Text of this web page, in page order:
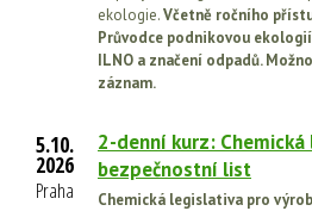
ekologie.Včetně ročního
Průvodce podnikovou
ILNO a značení odpadů.
záznam.
5.10.
2026
Praha
2-denní kurz:
bezpečnostní list
Chemická legislativa pro